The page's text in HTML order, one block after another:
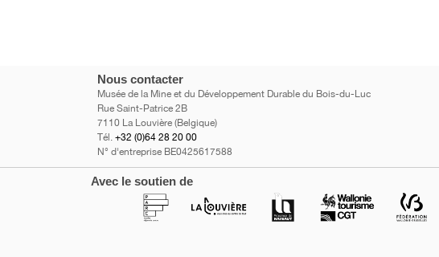
Nous contacter
Musée de la Mine et du Développement Durable du Bois-du-Luc
Rue Saint-Patrice 2B
7110 La Louvière (Belgique)
Tél. +32 (0)64 28 20 00
N° d'entreprise BE0425617588
Avec le soutien de